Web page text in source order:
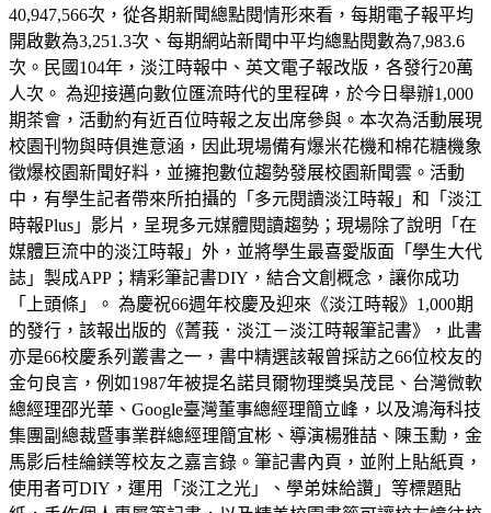
40,947,566次，從各期新聞總點閱情形來看，每期電子報平均
開啟數為3,251.3次、每期網站新聞中平均總點閱數為7,983.6
次。民國104年，淡江時報中、英文電子報改版，各發行20萬
人次。 為迎接邁向數位匯流時代的里程碑，於今日舉辦1,000
期茶會，活動約有近百位時報之友出席參與。本次為活動展現
校園刊物與時俱進意涵，因此現場備有爆米花機和棉花糖機象
徵爆校園新聞好料，並擁抱數位趨勢發展校園新聞雲。活動
中，有學生記者帶來所拍攝的「多元閱讀淡江時報」和「淡江
時報Plus」影片，呈現多元媒體閱讀趨勢；現場除了說明「在
媒體巨流中的淡江時報」外，並將學生最喜愛版面「學生大代
誌」製成APP；精彩筆記書DIY，結合文創概念，讓你成功
「上頭條」。 為慶祝66週年校慶及迎來《淡江時報》1,000期
的發行，該報出版的《菁莪．淡江－淡江時報筆記書》，此書
亦是66校慶系列叢書之一，書中精選該報曾採訪之66位校友的
金句良言，例如1987年被提名諾貝爾物理獎吳茂昆、台灣微軟
總經理邵光華、Google臺灣董事總經理簡立峰，以及鴻海科技
集團副總裁暨事業群總經理簡宜彬、導演楊雅喆、陳玉勳，金
馬影后桂綸鎂等校友之嘉言錄。筆記書內頁，並附上貼紙頁，
使用者可DIY，運用「淡江之光」、學弟妹給讚」等標題貼